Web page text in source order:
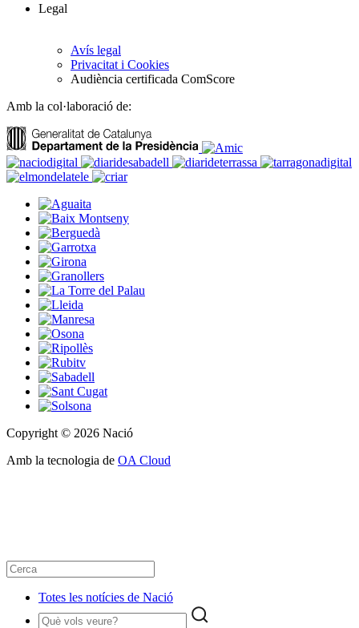
Legal
Avís legal
Privacitat i Cookies
Audiència certificada ComScore
Amb la col·laboració de:
Copyright © 2026 Nació
Amb la tecnologia de OA Cloud
Totes les notícies de Nació